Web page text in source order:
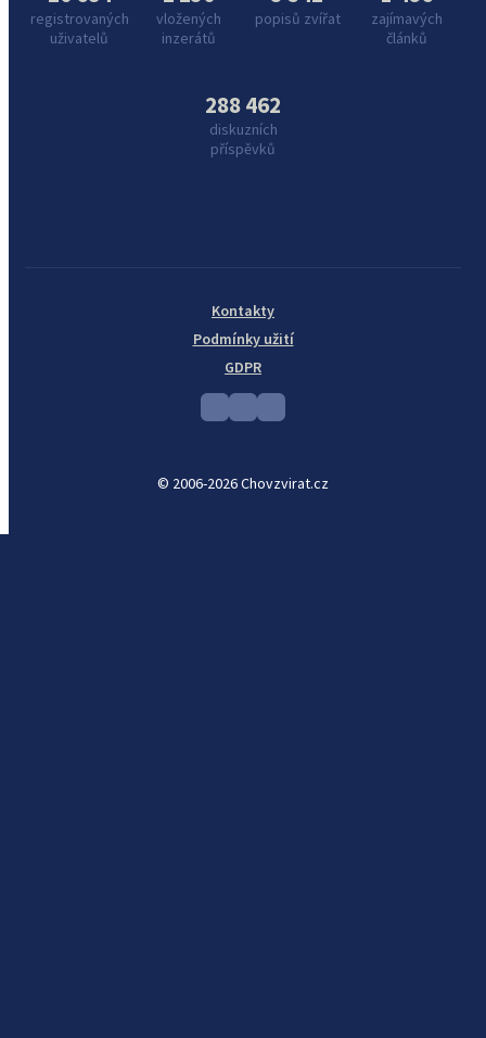
registrovaných
uživatelů
vložených
inzerátů
popisů zvířat
zajímavých
článků
288 462
diskuzních
příspěvků
© 2006-2026 Chovzvirat.cz
Kontakty
Podmínky užití
GDPR